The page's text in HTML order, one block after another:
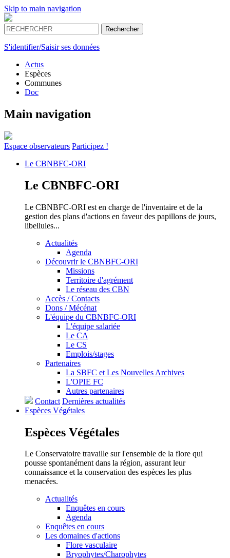
Skip to main navigation
S'identifier/Saisir ses données
Actus
Espèces
Communes
Doc
Main navigation
Espace observateurs Participez !
Le CBNBFC-ORI
Le CBNBFC-ORI
Le CBNBFC-ORI est en charge de l'inventaire et de la
gestion des plans d'actions en faveur des papillons de jours,
libellules...
Actualités
Agenda
Découvrir le CBNBFC-ORI
Missions
Territoire d'agrément
Le réseau des CBN
Accès / Contacts
Dons / Mécénat
L'équipe du CBNBFC-ORI
L'équipe salariée
Le CA
Le CS
Emplois/stages
Partenaires
La SBFC et Les Nouvelles Archives
L'OPIE FC
Autres partenaires
Contact Dernières actualités
Espèces Végétales
Espèces Végétales
Le Conservatoire travaille sur l'ensemble de la flore qui
pousse spontanément dans la région, assurant leur
connaissance et la conservation des espèces les plus
menacées.
Actualités
Enquêtes en cours
Agenda
Enquêtes en cours
Les domaines d'actions
Flore vasculaire
Bryophytes/Charophytes